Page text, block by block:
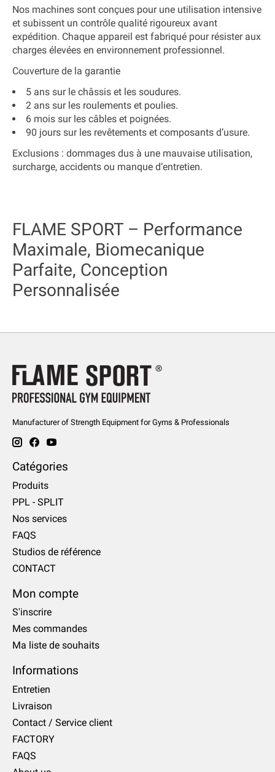
Nos machines sont conçues pour une utilisation intensive
et subissent un contrôle qualité rigoureux avant
expédition. Chaque appareil est fabriqué pour résister aux
charges élevées en environnement professionnel.
Couverture de la garantie
5 ans sur le châssis et les soudures.
2 ans sur les roulements et poulies.
6 mois sur les câbles et poignées.
90 jours sur les revêtements et composants d’usure.
Exclusions : dommages dus à une mauvaise utilisation,
surcharge, accidents ou manque d’entretien.
FLAME SPORT – Performance
Maximale, Biomecanique
Parfaite, Conception
Personnalisée
Manufacturer of Strength Equipment for Gyms & Professionals
Catégories
Produits
PPL - SPLIT
Nos services
FAQS
Studios de référence
CONTACT
Mon compte
S'inscrire
Mes commandes
Ma liste de souhaits
Informations
Entretien
Livraison
Contact / Service client
FACTORY
FAQS